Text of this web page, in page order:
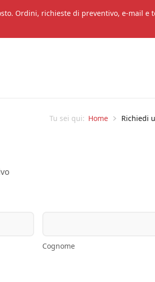
Ordini, richieste di preventivo, e-mail
Tu sei qui: Home Richiedi
Cognome